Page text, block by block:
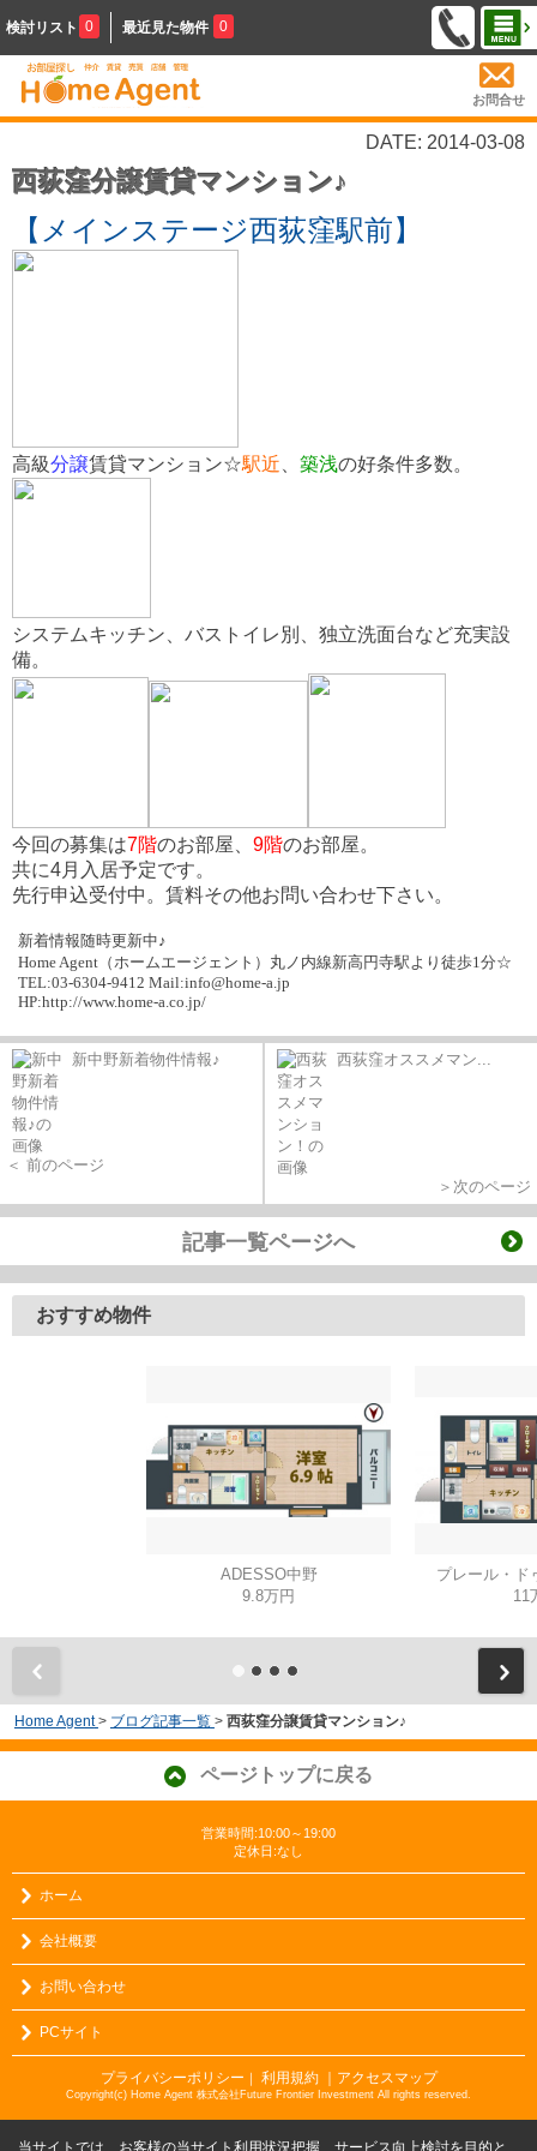
検討リスト 0 最近見た物件 0
お問合せ
DATE: 2014-03-08
西荻窪分譲賃貸マンション♪
【メインステージ西荻窪駅前】
高級分譲賃貸マンション☆駅近 築浅の好条件多数。
システムキッチン、バストイレ別、独立洗面台など充実設
備。
今回の募集は7階のお部屋、 9階のお部屋。
共に4月入居予定です。
先行申込受付中。賃料その他お問い合わせ下さい。
新着情報随時更新中♪
Home Agent （ホームエージェント）丸ノ内線新高円寺駅より徒歩1 分☆
TEL:03-6304-9412 Mail:info@home-a.jp
HP:http://www.home-a.co.jp/
新中野新着物件情報♪
＜ 前のページ
西荻窪オススメマン...
＞次のページ
記事一覧ページへ
おすすめ物件
ADESSO中野
9.8万円
プレール・
11
Home Agent > ブログ記事一覧 > 西荻窪分譲賃貸マンション♪
ページトップに戻る
営業時間:10:00～19:00
定休日:なし
ホーム
会社概要
お問い合わせ
PCサイト
プライバシーポリシー ｜ 利用規約 ｜アクセスマップ
Copyright(c) Home Agent 株式会社Future Frontier Investment All rights reserved.
当サイトでは、お客様の当サイト利用状況把握、サービス向上検討を目的と